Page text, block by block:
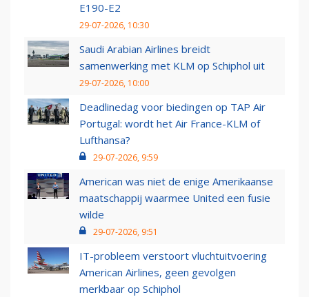
E190-E2
29-07-2026, 10:30
Saudi Arabian Airlines breidt
samenwerking met KLM op Schiphol uit
29-07-2026, 10:00
Deadlinedag voor biedingen op TAP Air
Portugal: wordt het Air France-KLM of
Lufthansa?
29-07-2026, 9:59
American was niet de enige Amerikaanse
maatschappij waarmee United een fusie
wilde
29-07-2026, 9:51
IT-probleem verstoort vluchtuitvoering
American Airlines, geen gevolgen
merkbaar op Schiphol